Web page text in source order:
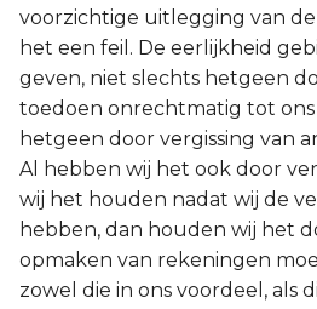
voorzichtige uitlegging van de
het een feil. De eerlijkheid
geven, niet slechts hetgeen
toedoen onrechtmatig tot
hetgeen door vergissing van
Al hebben wij het ook door
wij het houden nadat wij de
hebben, dan houden wij het
opmaken van rekeningen
zowel die in ons voordeel, als